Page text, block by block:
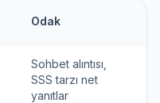
Odak
Sohbet alıntısı,
SSS tarzı net
yanıtlar